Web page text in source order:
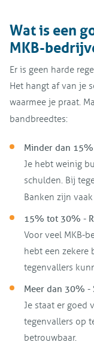
Wat is een
MKB-
Er is geen harde
Het hangt af van je
waarmee je praat.
bandbreedtes:
Minder dan
Je hebt weinig
schulden. Bij
Banken zijn
15% tot 30% -
Voor veel MKB-
hebt een zekere
tegenvallers
Meer dan 30% -
Je staat er goed
tegenvallers op
betrouwbaar.